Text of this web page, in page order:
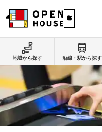
地域から探す 沿線・駅から探す